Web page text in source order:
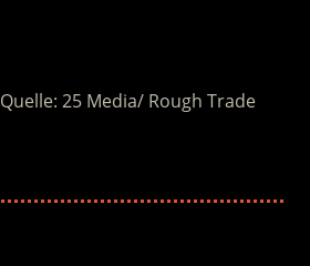
Quelle: 25 Media/ Rough Trade